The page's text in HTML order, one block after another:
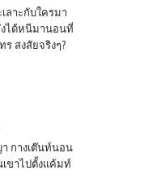
ลาะกับใครมา
งได้หนีมานอนที่
สงสัยจริงๆ?
กางเต๊นท์นอน
ขาไปตั้งแค้มท์